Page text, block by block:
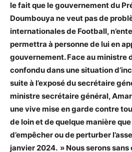
le fait que le gouvernement du
Doumbouya ne veut pas de
internationales de Football,
permettra à personne de lui en
gouvernement. Face au ministre
confondu dans une situation
suite à l’exposé du secrétaire
ministre secrétaire général,
une vive mise en garde contre
de loin et de quelque manière
d’empêcher ou de perturber
janvier 2024. » Nous serons sans